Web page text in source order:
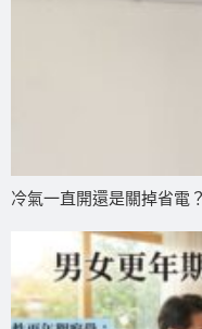
冷氣一直開還是關掉省電